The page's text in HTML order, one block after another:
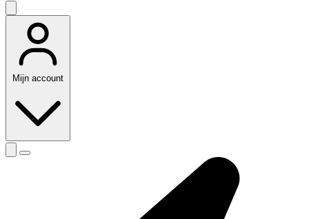
Mijn account